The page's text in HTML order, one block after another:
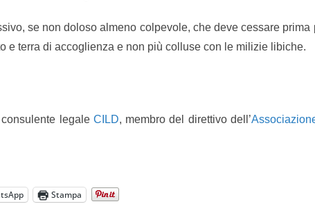
se non doloso almeno colpevole, che deve cessare prima
e terra di accoglienza e non più colluse con le milizie libiche.
legale CILD, membro del direttivo dell’
Stampa